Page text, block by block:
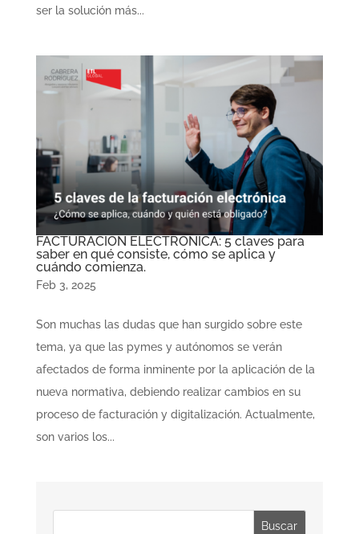
ser la solución más...
FACTURACION ELECTRÓNICA: 5 claves para
saber en qué consiste, cómo se aplica y
cuándo comienza.
Feb 3, 2025
Son muchas las dudas que han surgido sobre este
tema, ya que las pymes y autónomos se verán
afectados de forma inminente por la aplicación de la
nueva normativa, debiendo realizar cambios en su
proceso de facturación y digitalización. Actualmente,
son varios los...
Buscar